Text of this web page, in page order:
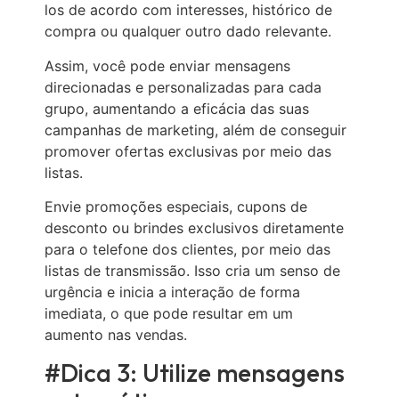
los de acordo com interesses, histórico de
compra ou qualquer outro dado relevante.
Assim, você pode enviar mensagens
direcionadas e personalizadas para cada
grupo, aumentando a eficácia das suas
campanhas de marketing, além de conseguir
promover ofertas exclusivas por meio das
listas.
Envie promoções especiais, cupons de
desconto ou brindes exclusivos diretamente
para o telefone dos clientes, por meio das
listas de transmissão. Isso cria um senso de
urgência e inicia a interação de forma
imediata, o que pode resultar em um
aumento nas vendas.
#Dica 3: Utilize mensagens